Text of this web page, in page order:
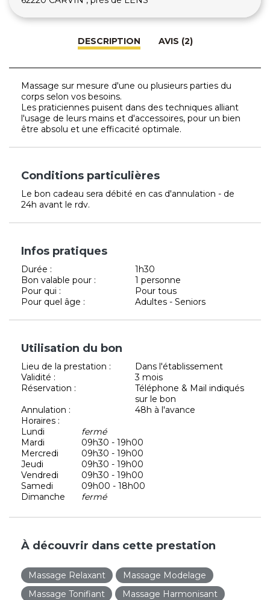
DESCRIPTION AVIS (2)
Massage sur mesure d'une ou plusieurs parties du
corps selon vos besoins.
Les praticiennes puisent dans des techniques alliant
l'usage de leurs mains et d'accessoires, pour un bien
être absolu et une efficacité optimale.
Conditions particulières
Le bon cadeau sera débité en cas d'annulation - de
24h avant le rdv.
Infos pratiques
Durée :
1h30
Bon valable pour :
1 personne
Pour qui :
Pour tous
Pour quel âge :
Adultes - Seniors
Utilisation du bon
Lieu de la prestation :
Dans l'établissement
Validité :
3 mois
Réservation :
Téléphone & Mail indiqués
sur le bon
Annulation :
48h à l'avance
Horaires :
Lundi
fermé
Mardi
09h30 - 19h00
Mercredi
09h30 - 19h00
Jeudi
09h30 - 19h00
Vendredi
09h30 - 19h00
Samedi
09h00 - 18h00
Dimanche
fermé
À découvrir dans cette prestation
Massage Relaxant
Massage Modelage
Massage Tonifiant
Massage Harmonisant